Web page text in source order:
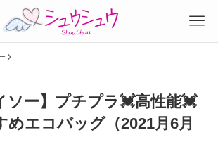
ソー】プチプラ💓高性能💓
めエコバッグ（2021月6月